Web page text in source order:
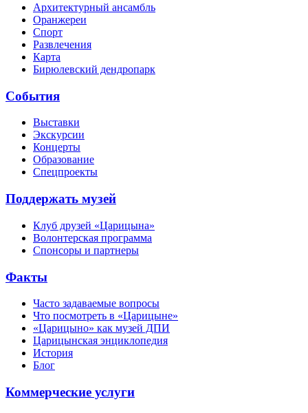
Архитектурный ансамбль
Оранжереи
Спорт
Развлечения
Карта
Бирюлевский дендропарк
События
Выставки
Экскурсии
Концерты
Образование
Спецпроекты
Поддержать музей
Клуб друзей «Царицына»
Волонтерская программа
Спонсоры и партнеры
Факты
Часто задаваемые вопросы
Что посмотреть в «Царицыне»
«Царицыно» как музей ДПИ
Царицынская энциклопедия
История
Блог
Коммерческие услуги